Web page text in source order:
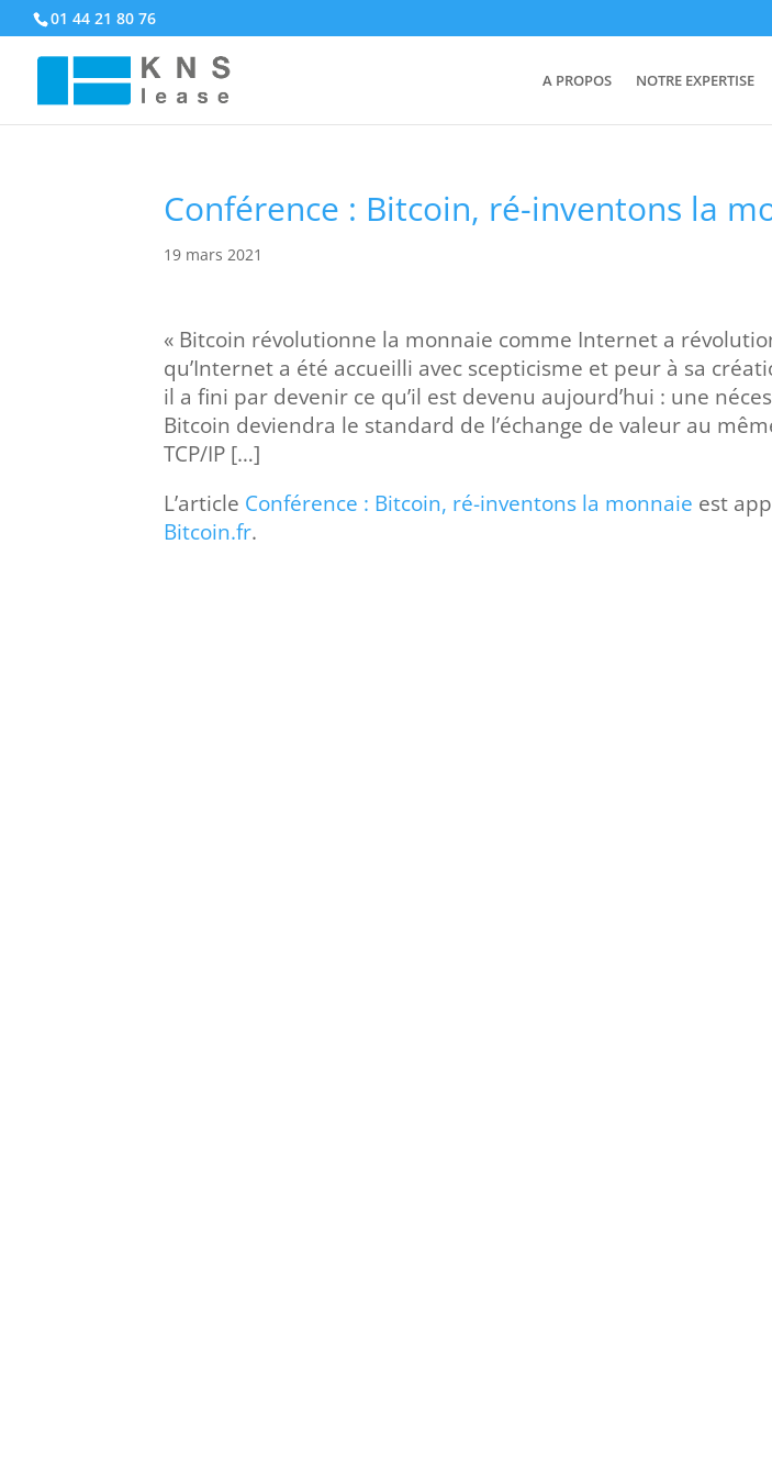
01 44 21 80 76
A PROPOS NOTRE EXPERTISE
Conférence : Bitcoin, ré-inventons la
19 mars 2021
« Bitcoin révolutionne la monnaie comme Internet a
qu’Internet a été accueilli avec scepticisme et peur à sa
il a fini par devenir ce qu’il est devenu aujourd’hui : une
Bitcoin deviendra le standard de l’échange de valeur au
TCP/IP […]
L’article Conférence : Bitcoin, ré-inventons la monnaie est
Bitcoin.fr.